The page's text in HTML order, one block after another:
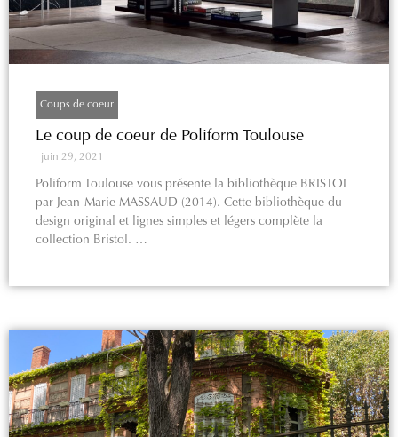
Coups de coeur
Le coup de coeur de Poliform Toulouse
juin 29, 2021
Poliform Toulouse vous présente la bibliothèque BRISTOL
par Jean-Marie MASSAUD (2014). Cette bibliothèque du
design original et lignes simples et légers complète la
collection Bristol. …